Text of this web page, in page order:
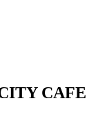
CAFE